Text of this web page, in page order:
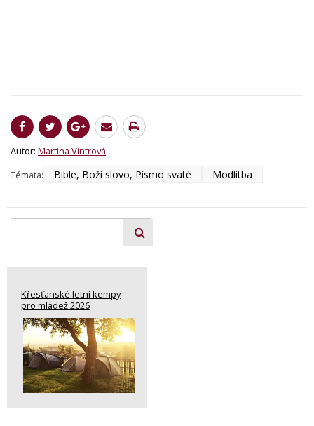
Autor: Martina Vintrová
Témata:
Bible, Boží slovo, Písmo svaté Modlitba
Křesťanské letní kempy
pro mládež 2026